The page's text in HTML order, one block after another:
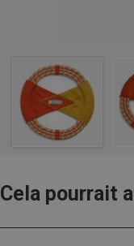
Cela pourrait